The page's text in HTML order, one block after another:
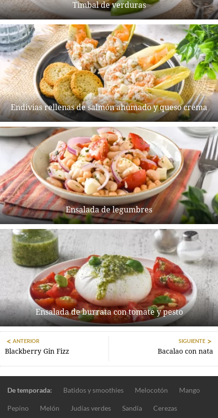
Timbal de verduras
Endivias rellenas de salmón ahumado y queso crema
Ensalada de legumbres
Ensalada de burrata con tomate y pesto
ANTERIOR
Blackberry Gin Fizz
SIGUIENTE
Bacalao con nata
De temporada: Batidos y smoothies Melocotón Mango
Pepino Melón Judías verdes Sandía Cerezas